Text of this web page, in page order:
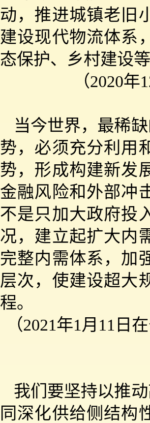
动，推进城镇老旧
建设现代物流体系
态保护、乡村建设
（2020
当今世界，最稀
势，必须充分利用
势，形成构建新发
金融风险和外部冲
不是只加大政府投
况，建立起扩大内
完整内需体系，加
层次，使建设超大
程。
（2021年1月11日
我们要坚持以推
同深化供给侧结构